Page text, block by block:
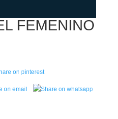
FEMENINO